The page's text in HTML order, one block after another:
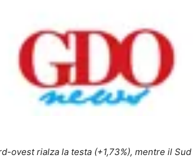
ovest rialza la testa (+1,73%), mentre il Sud